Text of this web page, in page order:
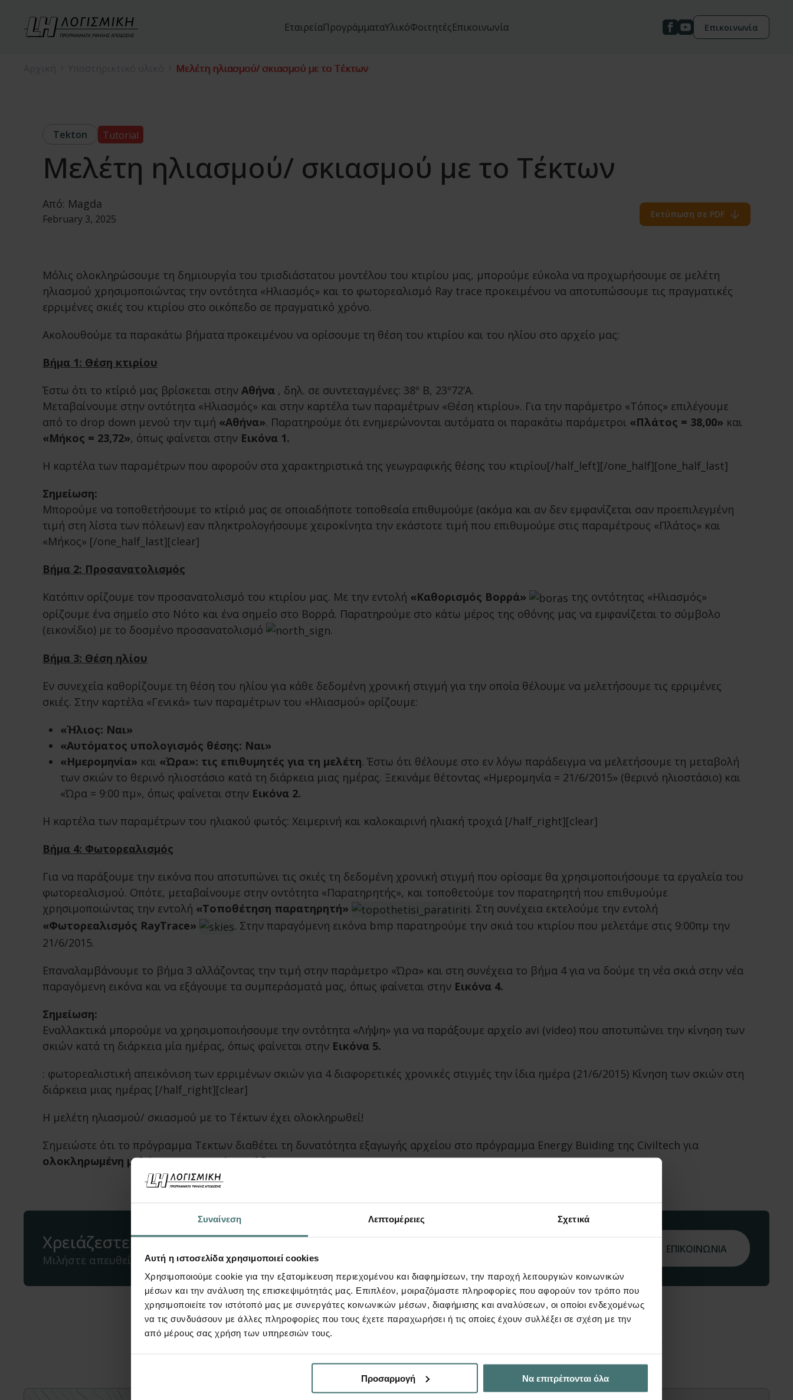
Συναίνεση Λεπτομέρειες Σχετικά
Αυτή η ιστοσελίδα χρησιμοποιεί cookies
Χρησιμοποιούμε cookie για την εξατομίκευση περιεχομένου και διαφημίσεων, την παροχή λειτουργιών κοινωνικών
μέσων και την ανάλυση της επισκεψιμότητάς μας. Επιπλέον, μοιραζόμαστε πληροφορίες που αφορούν τον τρόπο που
χρησιμοποιείτε τον ιστότοπό μας με συνεργάτες κοινωνικών μέσων, διαφήμισης και αναλύσεων, οι οποίοι ενδεχομένως
να τις συνδυάσουν με άλλες πληροφορίες που τους έχετε παραχωρήσει ή τις οποίες έχουν συλλέξει σε σχέση με την
από μέρους σας χρήση των υπηρεσιών τους.
Προσαρμογή Να επιτρέπονται όλα
ΕταιρείαΠρογράμματαΥλικόΦοιτητέςΕπικοινωνία Επικοινωνία
Μελέτη ηλιασμού/ σκιασμού με το Τέκτων
Tekton Tutorial
Μελέτη ηλιασμού/ σκιασμού με το Τέκτων
Από: Magda
February 3, 2025 Εκτύπωση σε PDF
Μόλις ολοκληρώσουμε τη δημιουργία του τρισδιάστατου μοντέλου του κτιρίου μας, μπορούμε εύκολα να προχωρήσουμε σε μελέτη
ηλιασμού χρησιμοποιώντας την οντότητα «Ηλιασμός» και το φωτορεαλισμό Ray trace προκειμένου να αποτυπώσουμε τις πραγματικές
ερριμένες σκιές του κτιρίου στο οικόπεδο σε πραγματικό χρόνο.
Ακολουθούμε τα παρακάτω βήματα προκειμένου να ορίσουμε τη θέση του κτιρίου και του ηλίου στο αρχείο μας:
Βήμα 1: Θέση κτιρίου
Έστω ότι το κτίριό μας βρίσκεται στην Αθήνα , δηλ. σε συντεταγμένες: 38º Β, 23º72’Α.
Μεταβαίνουμε στην οντότητα «Ηλιασμός» και στην καρτέλα των παραμέτρων «Θέση κτιρίου». Για την παράμετρο «Τόπος» επιλέγουμε
από το drop down μενού την τιμή «Αθήνα». Παρατηρούμε ότι ενημερώνονται αυτόματα οι παρακάτω παράμετροι «Πλάτος = 38,00» και
«Μήκος = 23,72», όπως φαίνεται στην Εικόνα 1.
Η καρτέλα των παραμέτρων που αφορούν στα χαρακτηριστικά της γεωγραφικής θέσης του κτιρίου[/half_left][/one_half][one_half_last]
Σημείωση:
Μπορούμε να τοποθετήσουμε το κτίριό μας σε οποιαδήποτε τοποθεσία επιθυμούμε (ακόμα και αν δεν εμφανίζεται σαν προεπιλεγμένη
τιμή στη λίστα των πόλεων) εαν πληκτρολογήσουμε χειροκίνητα την εκάστοτε τιμή που επιθυμούμε στις παραμέτρους «Πλάτος» και
«Μήκος» [/one_half_last][clear]
Βήμα 2: Προσανατολισμός
Κατόπιν ορίζουμε τον προσανατολισμό του κτιρίου μας. Με την εντολή «Καθορισμός Βορρά»
της οντότητας «Ηλιασμός»
ορίζουμε ένα σημείο στο Νότο και ένα σημείο στο Βορρά. Παρατηρούμε στο κάτω μέρος της οθόνης μας να εμφανίζεται το σύμβολο
(εικονίδιο) με το δοσμένο προσανατολισμό
.
Βήμα 3: Θέση ηλίου
Εν συνεχεία καθορίζουμε τη θέση του ηλίου για κάθε δεδομένη χρονική στιγμή για την οποία θέλουμε να μελετήσουμε τις ερριμένες
σκιές. Στην καρτέλα «Γενικά» των παραμέτρων του «Ηλιασμού» ορίζουμε:
«Ήλιος: Ναι»
«Αυτόματος υπολογισμός θέσης: Ναι»
«Ημερομηνία» και «Ώρα»: τις επιθυμητές για τη μελέτη. Έστω ότι θέλουμε στο εν λόγω παράδειγμα να μελετήσουμε τη μεταβολή
των σκιών το θερινό ηλιοστάσιο κατά τη διάρκεια μιας ημέρας. Ξεκινάμε θέτοντας «Ημερομηνία = 21/6/2015» (θερινό ηλιοστάσιο) και
«Ώρα = 9:00 πμ», όπως φαίνεται στην Εικόνα 2.
Η καρτέλα των παραμέτρων του ηλιακού φωτός: Χειμερινή και καλοκαιρινή ηλιακή τροχιά [/half_right][clear]
Βήμα 4: Φωτορεαλισμός
Για να παράξουμε την εικόνα που αποτυπώνει τις σκιές τη δεδομένη χρονική στιγμή που ορίσαμε θα χρησιμοποιήσουμε τα εργαλεία του
φωτορεαλισμού. Οπότε, μεταβαίνουμε στην οντότητα «Παρατηρητής», και τοποθετούμε τον παρατηρητή που επιθυμούμε
χρησιμοποιώντας την εντολή «Τοποθέτηση παρατηρητή»
. Στη συνέχεια εκτελούμε την εντολή
«Φωτορεαλισμός RayTrace»
. Στην παραγόμενη εικόνα bmp παρατηρούμε την σκιά του κτιρίου που μελετάμε στις 9:00πμ την
21/6/2015.
Επαναλαμβάνουμε το βήμα 3 αλλάζοντας την τιμή στην παράμετρο «Ώρα» και στη συνέχεια το βήμα 4 για να δούμε τη νέα σκιά στην νέα
παραγόμενη εικόνα και να εξάγουμε τα συμπεράσματά μας, όπως φαίνεται στην Eικόνα 4.
Σημείωση:
Εναλλακτικά μπορούμε να χρησιμοποιήσουμε την οντότητα «Λήψη» για να παράξουμε αρχείο avi (video) που αποτυπώνει την κίνηση των
σκιών κατά τη διάρκεια μία ημέρας, όπως φαίνεται στην Εικόνα 5.
: φωτορεαλιστική απεικόνιση των ερριμένων σκιών για 4 διαφορετικές χρονικές στιγμές την ίδια ημέρα (21/6/2015) Κίνηση των σκιών στη
διάρκεια μιας ημέρας [/half_right][clear]
Η μελέτη ηλιασμού/ σκιασμού με το Τέκτων έχει ολοκληρωθεί!
Σημειώστε ότι το πρόγραμμα Τεκτων διαθέτει τη δυνατότητα εξαγωγής αρχείου στο πρόγραμμα Energy Buiding της Civiltech για
ολοκληρωμένη μελέτη ενεργειακής απόδοσης.
Χρειάζεστε βοήθεια;
Μιλήστε απευθείας μαζί μας Τηλέφωνο ΕΠΙΚΟΙΝΩΝΙΑ
Μπορεί επίσης να σας ενδιαφέρουν